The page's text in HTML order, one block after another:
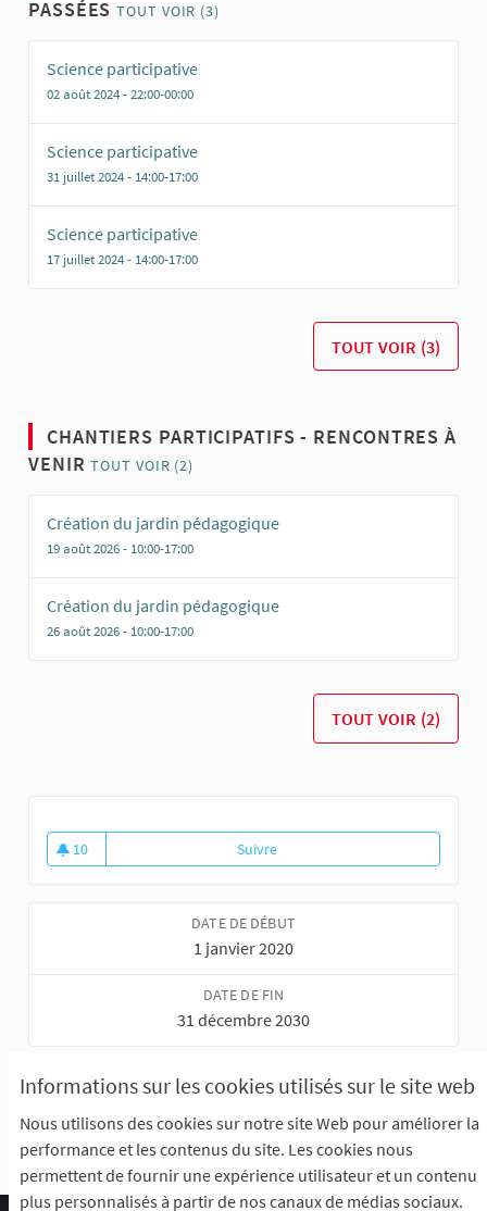
Informations sur les cookies utilisés sur le site web
Nous utilisons des cookies sur notre site Web pour améliorer la
performance et les contenus du site. Les cookies nous
permettent de fournir une expérience utilisateur et un contenu
plus personnalisés à partir de nos canaux de médias sociaux.
PASSÉESTOUT VOIR (3)
Science participative
02 août 2024 - 22:00-00:00
Science participative
31 juillet 2024 - 14:00-17:00
Science participative
17 juillet 2024 - 14:00-17:00
TOUT VOIR (3)
CHANTIERS PARTICIPATIFS - RENCONTRES À
VENIRTOUT VOIR (2)
Création du jardin pédagogique
19 août 2026 - 10:00-17:00
Création du jardin pédagogique
26 août 2026 - 10:00-17:00
TOUT VOIR (2)
10
10 abonnés
SuivreParticipez à la création du seul
DATE DE DÉBUT
1 janvier 2020
DATE DE FIN
31 décembre 2030
Référence : Raismes-PART-2023-11-42
Partager
Intégrer